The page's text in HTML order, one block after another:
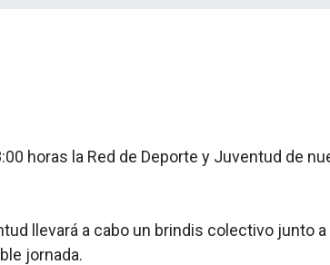
horas la Red de Deporte y Juventud de
llevará a cabo un brindis colectivo junto
jornada.